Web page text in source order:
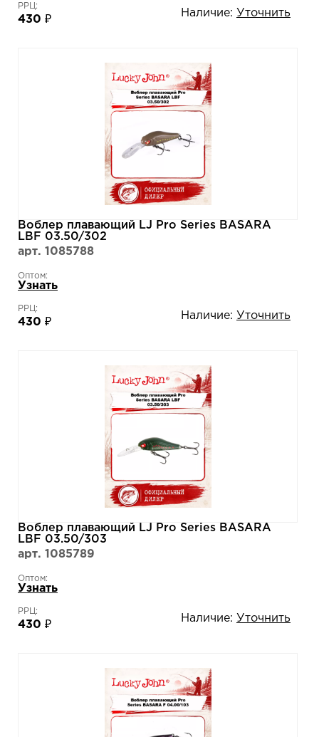
РРЦ:
430 ₽
Наличие: Уточнить
Воблер плавающий LJ Pro Series BASARA
LBF 03.50/302
арт. 1085788
Оптом:
Узнать
РРЦ:
430 ₽
Наличие: Уточнить
Воблер плавающий LJ Pro Series BASARA
LBF 03.50/303
арт. 1085789
Оптом:
Узнать
РРЦ:
430 ₽
Наличие: Уточнить